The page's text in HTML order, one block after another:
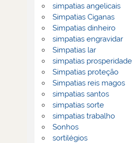
simpatias angelicais
Simpatias Ciganas
Simpatias dinheiro
simpatias engravidar
Simpatias lar
simpatias prosperidade
Simpatias proteção
Simpatias reis magos
simpatias santos
simpatias sorte
simpatias trabalho
Sonhos
sortilégios